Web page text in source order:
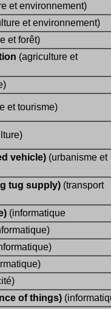
et environnement)
et environnement)
et forêt)
(agriculture et
et tourisme)
vehicle) (urbanisme et
tug supply) (transport
(informatique
of things)